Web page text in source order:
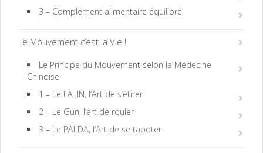
3 – Complément alimentaire équilibré
Le Mouvement c’est la Vie !
Le Principe du Mouvement selon la Médecine
Chinoise
1 – Le LA JIN, l’Art de s’étirer
2 – Le Gun, l’art de rouler
3 – Le PAI DA, l’Art de se tapoter